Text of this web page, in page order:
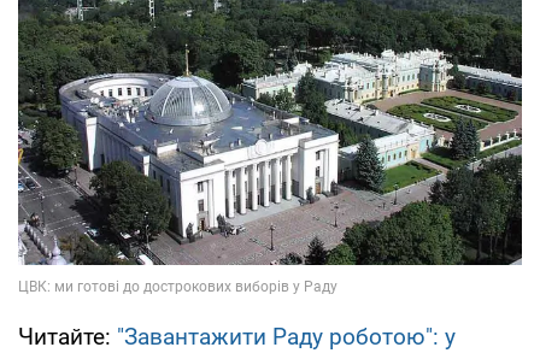
Читайте: "Завантажити Раду роботою": у